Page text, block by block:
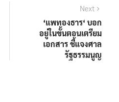
Next
‘แพทองธาร‘ บอก
อยู่ในขั้นตอนเตรียม
เอกสาร ชี้แจงศาล
รัฐธรรมนูญ